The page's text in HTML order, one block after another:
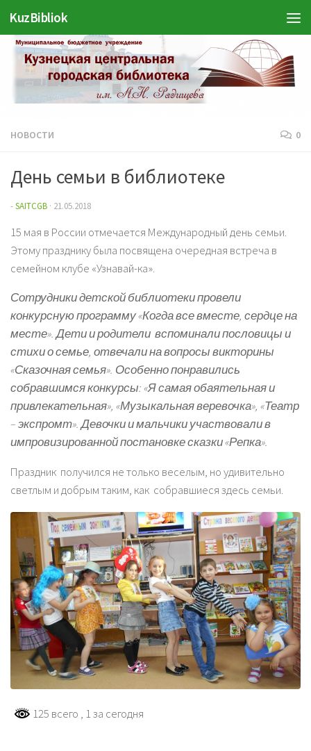
Перейти к содержимому
KuzBibliok
НОВОСТИ 0
День семьи в библиотеке
-SAITCGB · 21.05.2018
15 мая в России отмечается Международный день семьи.
Этому празднику была посвящена очередная встреча в
семейном клубе «Узнавай-ка».
Сотрудники детской библиотеки провели
конкурсную программу «Когда все вместе, сердце на
месте». Дети и родители вспоминали пословицы и
стихи о семье, отвечали на вопросы викторины
«Сказочная семья». Особенно понравились
собравшимся конкурсы: «Я самая обаятельная и
привлекательная», «Музыкальная веревочка», «Театр
– экспромт». Девочки и мальчики участвовали в
импровизированной постановке сказки «Репка».
Праздник получился не только веселым, но удивительно
светлым и добрым таким, как собравшиеся здесь семьи.
125 всего , 1 за сегодня